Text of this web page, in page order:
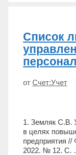
Список
персонал
от Счет:Учет
1. Земляк С.В.
в целях
предприятия
2022. № 12. С.